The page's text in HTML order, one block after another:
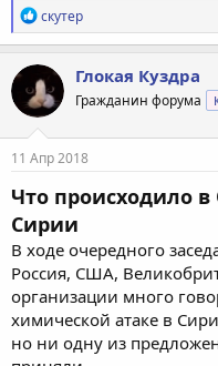
Р
е
а
к
ц
и
и
:
скутер
Глокая Куздра
Гражданин форума
11 Апр 2018
Что происходило
Сирии
В ходе очередного
Россия, США,
организации много
химической атаке в
но ни одну из